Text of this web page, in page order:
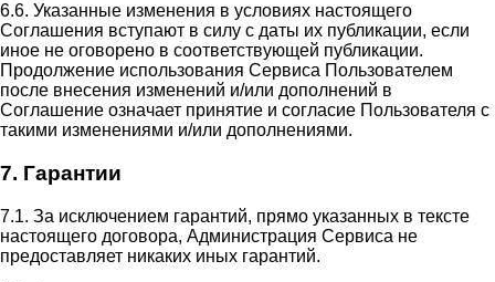
6.6. Указанные изменения в условиях настоящего
Соглашения вступают в силу с даты их публикации, если
иное не оговорено в соответствующей публикации.
Продолжение использования Сервиса Пользователем
после внесения изменений и/или дополнений в
Соглашение означает принятие и согласие Пользователя с
такими изменениями и/или дополнениями.
7. Гарантии
7.1. За исключением гарантий, прямо указанных в тексте
настоящего договора, Администрация Сервиса не
предоставляет никаких иных гарантий.